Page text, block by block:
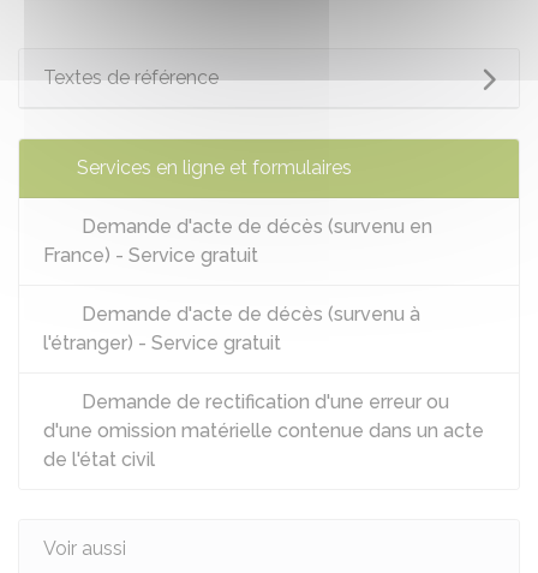
Textes de référence
Services en ligne et formulaires
Demande d'acte de décès (survenu en
France) - Service gratuit
Demande d'acte de décès (survenu à
l'étranger) - Service gratuit
Demande de rectification d'une erreur ou
d'une omission matérielle contenue dans un acte
de l'état civil
Voir aussi